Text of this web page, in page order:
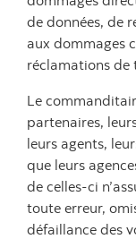
de données, de
aux dommages
réclamations de
Le
partenaires,
leurs agents,
que leurs
de celles-ci
toute erreur,
défaillance des